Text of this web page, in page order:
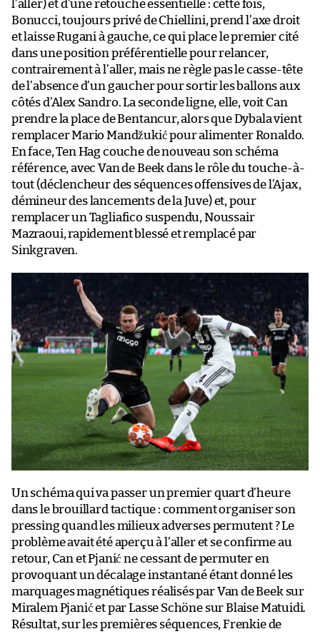
l’aller) et d’une retouche essentielle : cette fois,
Bonucci, toujours privé de Chiellini, prend l’axe droit
et laisse Rugani à gauche, ce qui place le premier cité
dans une position préférentielle pour relancer,
contrairement à l’aller, mais ne règle pas le casse-tête
de l’absence d’un gaucher pour sortir les ballons aux
côtés d’Alex Sandro. La seconde ligne, elle, voit Can
prendre la place de Bentancur, alors que Dybala vient
remplacer Mario Mandžukić pour alimenter Ronaldo.
En face, Ten Hag couche de nouveau son schéma
référence, avec Van de Beek dans le rôle du touche-à-
tout (déclencheur des séquences offensives de l’Ajax,
démineur des lancements de la Juve) et, pour
remplacer un Tagliafico suspendu, Noussair
Mazraoui, rapidement blessé et remplacé par
Sinkgraven.
Un schéma qui va passer un premier quart d’heure
dans le brouillard tactique : comment organiser son
pressing quand les milieux adverses permutent ? Le
problème avait été aperçu à l’aller et se confirme au
retour, Can et Pjanić ne cessant de permuter en
provoquant un décalage instantané étant donné les
marquages magnétiques réalisés par Van de Beek sur
Miralem Pjanić et par Lasse Schöne sur Blaise Matuidi.
Résultat, sur les premières séquences, Frenkie de